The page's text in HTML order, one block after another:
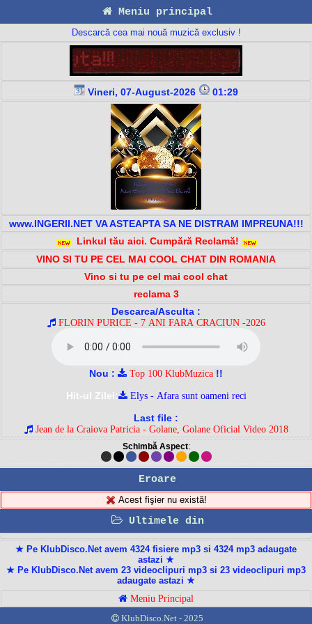
Meniu principal
Descarcă cea mai nouă muzică exclusiv !
Vineri, 07-August-2026 01:29
www.INGERII.NET VA ASTEAPTA SA NE DISTRAM IMPREUNA!!!
Linkul tău aici. Cumpără Reclamă!
VINO SI TU PE CEL MAI COOL CHAT DIN ROMANIA
Vino si tu pe cel mai cool chat
reclama 3
Descarca/Asculta :
FLORIN PURICE - 7 ANI FARA CRACIUN -2026
Nou : Top 100 KlubMuzica !!
Hit-ul Zilei:
Elys - Afara sunt oameni reci
Last file :
Jean de la Craiova Patricia - Golane, Golane Oficial Video 2018
Schimbă Aspect:
Eroare
Acest fişier nu există!
Ultimele din
★ Pe KlubDisco.Net avem 4324 fisiere mp3 si 4324 mp3 adaugate
astazi ★
★ Pe KlubDisco.Net avem 23 videoclipuri mp3 si 23 videoclipuri mp3
adaugate astazi ★
Meniu Principal
KlubDisco.Net - 2025